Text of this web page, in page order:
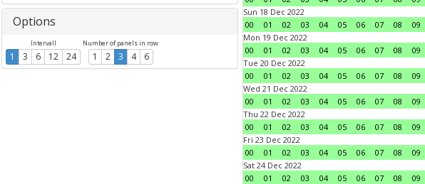
Options
Intervall
1 3 6 12 24
Number of panels in row
1 2 3 4 6
Sun 18 Dec 2022
00
01 02 03 04 05 06 07 08 09
Mon 19 Dec 2022
00
01 02 03 04 05 06 07 08 09
Tue 20 Dec 2022
00
01 02 03 04 05 06 07 08 09
Wed 21 Dec 2022
00
01 02 03 04 05 06 07 08 09
Thu 22 Dec 2022
00
01 02 03 04 05 06 07 08 09
Fri 23 Dec 2022
00
01 02 03 04 05 06 07 08 09
Sat 24 Dec 2022
00
01 02 03 04 05 06 07 08 09